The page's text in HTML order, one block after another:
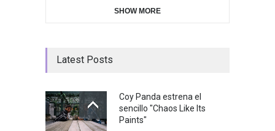
SHOW MORE
Latest Posts
Coy Panda estrena el
sencillo "Chaos Like Its
Paints"